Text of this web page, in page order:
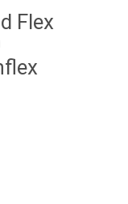
Flex